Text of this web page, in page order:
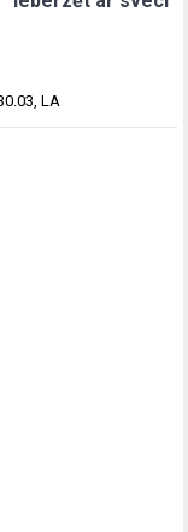
,LA